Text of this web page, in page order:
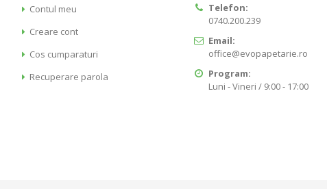
Contul meu
Creare cont
Cos cumparaturi
Recuperare parola
Telefon:
0740.200.239
Email:
office@evopapetarie.ro
Program:
Luni - Vineri / 9:00 - 17:00